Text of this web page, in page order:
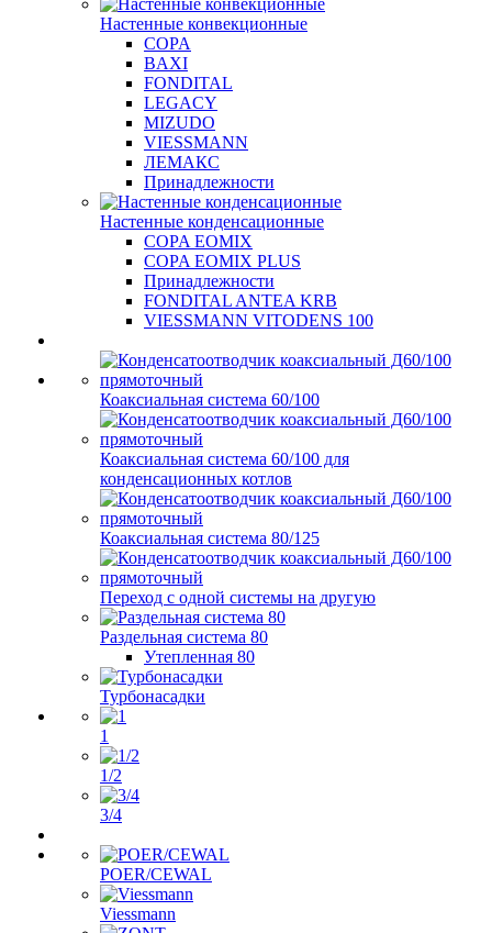
Настенные конвекционные
COPA
BAXI
FONDITAL
LEGACY
MIZUDO
VIESSMANN
ЛЕМАКС
Принадлежности
Настенные конденсационные
COPA EOMIX
COPA EOMIX PLUS
Принадлежности
FONDITAL ANTEA KRB
VIESSMANN VITODENS 100
Коаксиальная система 60/100
Коаксиальная система 60/100 для
конденсационных котлов
Коаксиальная система 80/125
Переход с одной системы на другую
Раздельная система 80
Утепленная 80
Турбонасадки
1
1/2
3/4
POER/CEWAL
Viessmann